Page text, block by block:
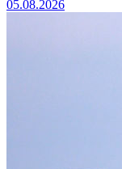
05.08.2026